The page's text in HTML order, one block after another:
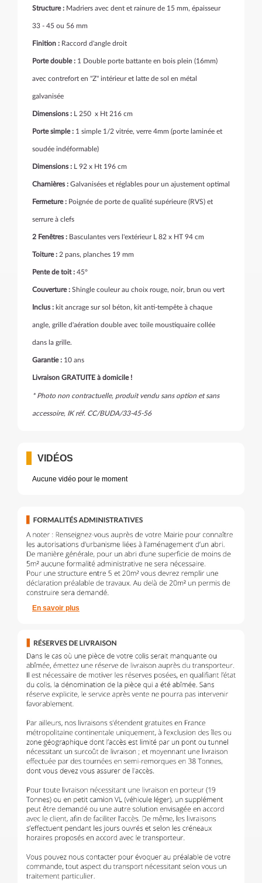
Structure : Madriers avec dent et rainure de 15 mm, épaisseur
33 - 45 ou 56 mm
Finition : Raccord d'angle droit
Porte double : 1 Double porte battante en bois plein (16mm)
avec contrefort en "Z" intérieur et latte de sol en métal
galvanisée
Dimensions : L 250 x Ht 216 cm
Porte simple : 1 simple 1/2 vitrée, verre 4mm (porte laminée et
soudée indéformable)
Dimensions : L 92 x Ht 196 cm
Charnières : Galvanisées et réglables pour un ajustement optimal
Fermeture : Poignée de porte de qualité supérieure (RVS) et
serrure à clefs
2 Fenêtres : Basculantes vers l'extérieur L 82 x HT 94 cm
Toiture : 2 pans, planches 19 mm
Pente de toit : 45°
Couverture : Shingle couleur au choix rouge, noir, brun ou vert
Inclus : kit ancrage sur sol béton, kit anti-tempête à chaque
angle, grille d'aération double avec toile moustiquaire collée
dans la grille.
Garantie : 10 ans
Livraison GRATUITE à domicile !
* Photo non contractuelle, produit vendu sans option et sans
accessoire, IK réf. CC/BUDA/33-45-56
VIDÉOS
Aucune vidéo pour le moment
En savoir plus